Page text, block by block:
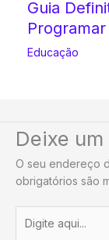
Guia
Educação
Deixe
O seu endereço
obrigatórios são
aqui...